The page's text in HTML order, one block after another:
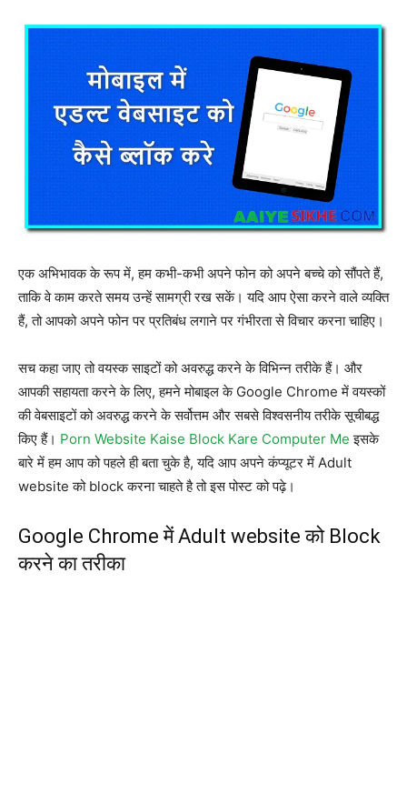
एक अभिभावक के रूप में, हम कभी-कभी अपने फोन को अपने बच्चे को सौंपते हैं,
ताकि वे काम करते समय उन्हें सामग्री रख सकें। यदि आप ऐसा करने वाले व्यक्ति
हैं, तो आपको अपने फोन पर प्रतिबंध लगाने पर गंभीरता से विचार करना चाहिए।
सच कहा जाए तो वयस्क साइटों को अवरुद्ध करने के विभिन्न तरीके हैं। और
आपकी सहायता करने के लिए, हमने मोबाइल के Google Chrome में वयस्कों
की वेबसाइटों को अवरुद्ध करने के सर्वोत्तम और सबसे विश्वसनीय तरीके सूचीबद्ध
किए हैं। Porn Website Kaise Block Kare Computer Me इसके
बारे में हम आप को पहले ही बता चुके है, यदि आप अपने कंप्यूटर में Adult
website को block करना चाहते है तो इस पोस्ट को पढ़े।
Google Chrome में Adult website को Block
करने का तरीका